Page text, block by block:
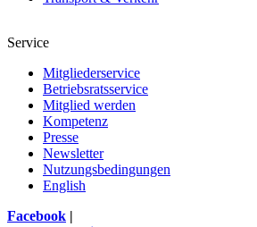
Service
Mitgliederservice
Betriebsratsservice
Mitglied werden
Kompetenz
Presse
Newsletter
Nutzungsbedingungen
English
Facebook |